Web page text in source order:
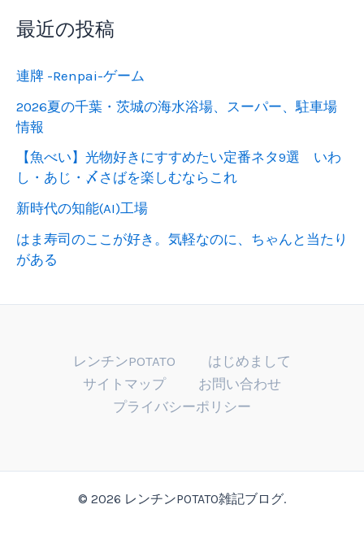
最近の投稿
連牌 -Renpai-ゲーム
2026夏の千葉・茨城の海水浴場、スーパー、駐車場
情報
【魚べい】光物好きにすすめたい定番ネタ9選 いわ
し・あじ・〆さばを楽しむならこれ
新時代の知能(AI)工場
はま寿司のここが好き。気軽なのに、ちゃんと当たり
がある
レンチンPOTATO
はじめまして
サイトマップ
お問い合わせ
プライバシーポリシー
© 2026 レンチンPOTATO雑記ブログ.